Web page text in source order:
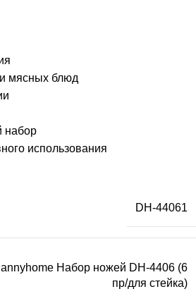
мясных блюд
набор
использования
DH-44061
Набор ножей DH-4406 (6
пр/для стейка)